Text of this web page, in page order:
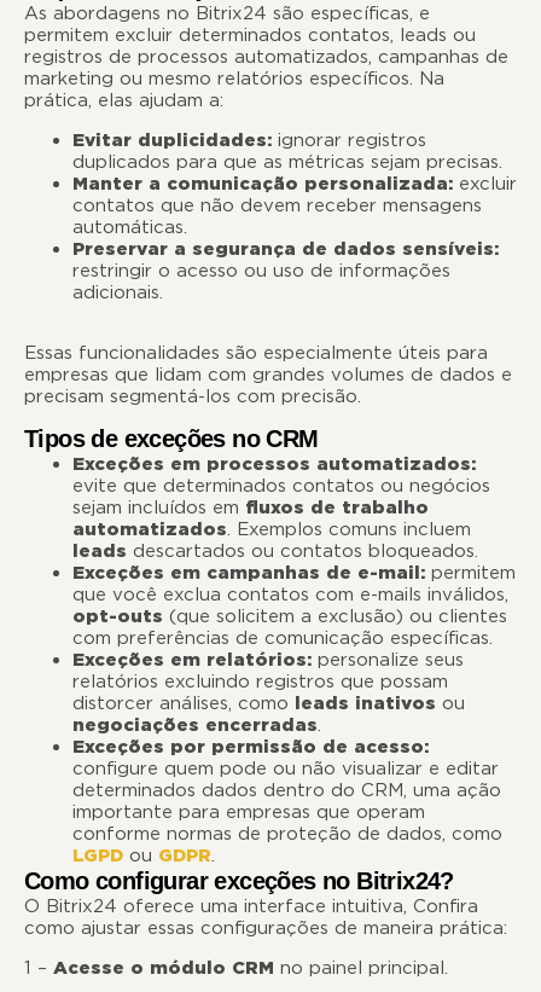
As abordagens no Bitrix24 são específicas, e
permitem excluir determinados contatos, leads ou
registros de processos automatizados, campanhas de
marketing ou mesmo relatórios específicos. Na
prática, elas ajudam a:
Evitar duplicidades: ignorar registros
duplicados para que as métricas sejam precisas.
Manter a comunicação personalizada: excluir
contatos que não devem receber mensagens
automáticas.
Preservar a segurança de dados sensíveis:
restringir o acesso ou uso de informações
adicionais.
Essas funcionalidades são especialmente úteis para
empresas que lidam com grandes volumes de dados e
precisam segmentá-los com precisão.
Tipos de exceções no CRM
Exceções em processos automatizados:
evite que determinados contatos ou negócios
sejam incluídos em fluxos de trabalho
automatizados. Exemplos comuns incluem
leads descartados ou contatos bloqueados.
Exceções em campanhas de e-mail: permitem
que você exclua contatos com e-mails inválidos,
opt-outs (que solicitem a exclusão) ou clientes
com preferências de comunicação específicas.
Exceções em relatórios: personalize seus
relatórios excluindo registros que possam
distorcer análises, como
leads inativos ou
negociações encerradas.
Exceções por permissão de acesso:
configure quem pode ou não visualizar e editar
determinados dados dentro do CRM, uma ação
importante para empresas que operam
conforme normas de proteção de dados, como
LGPD ou GDPR.
Como configurar exceções no Bitrix24?
O Bitrix24 oferece uma interface intuitiva, Confira
como ajustar essas configurações de maneira prática:
1 – Acesse o módulo CRM no painel principal.